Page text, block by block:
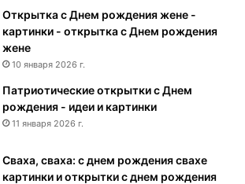
Открытка с Днем рождения жене -
картинки - открытка с Днем рождения
жене
10 января 2026 г.
Патриотические открытки с Днем
рождения - идеи и картинки
11 января 2026 г.
Сваха, сваха: с днем рождения свахе
картинки и открытки с днем рождения